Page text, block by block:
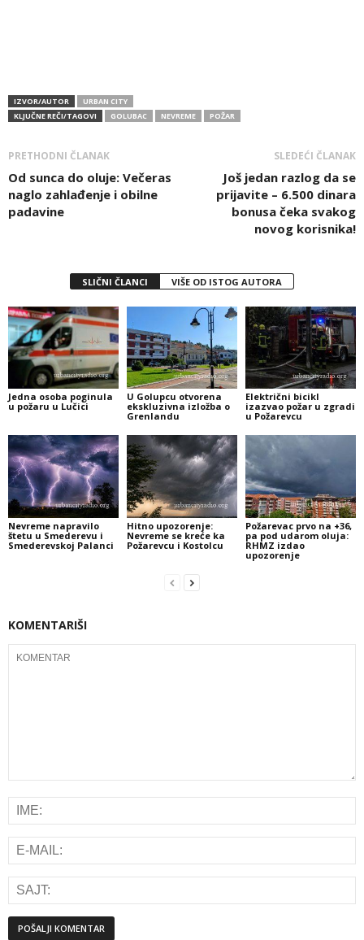
IZVOR/AUTOR
URBAN CITY
KLJUČNE REČI/TAGOVI
GOLUBAC NEVREME POŽAR
PRETHODNI ČLANAK
Od sunca do oluje: Večeras
naglo zahlađenje i obilne
padavine
SLEDEĆI ČLANAK
Još jedan razlog da se
prijavite – 6.500 dinara
bonusa čeka svakog
novog korisnika!
SLIČNI ČLANCI VIŠE OD ISTOG AUTORA
Jedna osoba poginula
u požaru u Lučici
U Golupcu otvorena
ekskluzivna izložba o
Grenlandu
Električni bicikl
izazvao požar u zgradi
u Požarevcu
Nevreme napravilo
štetu u Smederevu i
Smederevskoj Palanci
Hitno upozorenje:
Nevreme se kreće ka
Požarevcu i Kostolcu
Požarevac prvo na +36,
pa pod udarom oluja:
RHMZ izdao
upozorenje
KOMENTARIŠI